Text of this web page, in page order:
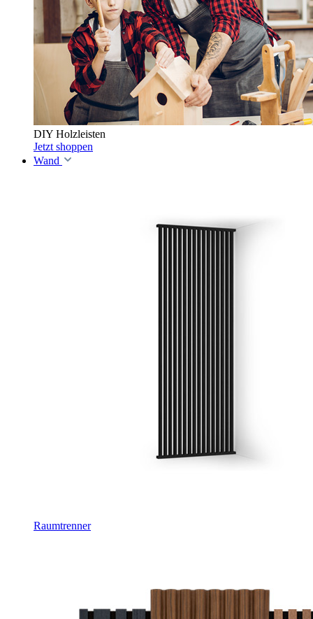
DIY Holzleisten
Jetzt shoppen
Wand
Raumtrenner